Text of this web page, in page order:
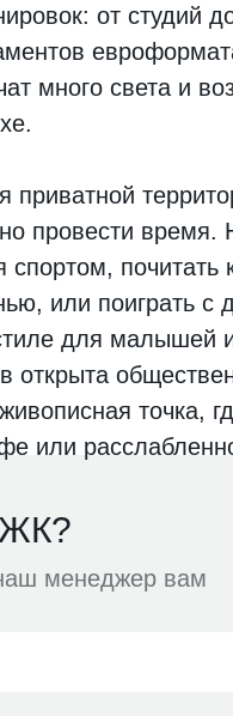
от студий
много света и
приватной
провести время.
почитать
или поиграть с
для малышей
открыта
точка,
или
менеджер вам